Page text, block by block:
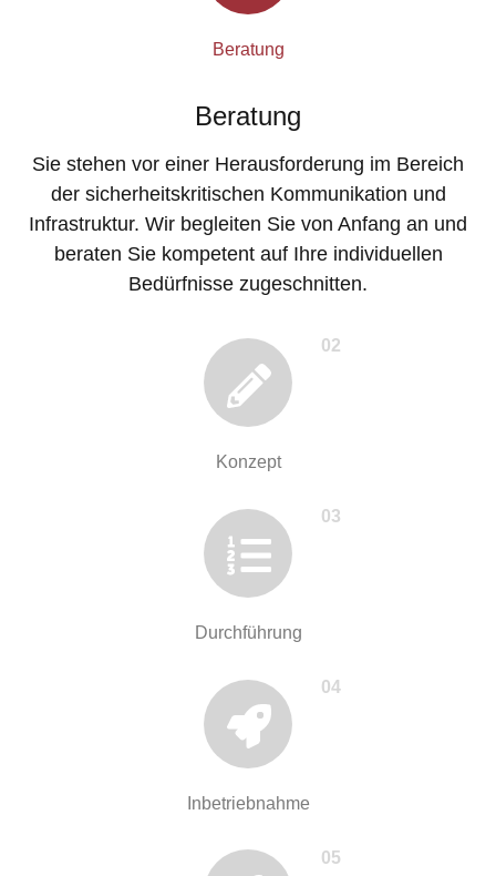
Beratung
Beratung
Sie stehen vor einer Herausforderung im Bereich
der sicherheitskritischen Kommunikation und
Infrastruktur. Wir begleiten Sie von Anfang an und
beraten Sie kompetent auf Ihre individuellen
Bedürfnisse zugeschnitten.
02
Konzept
03
Durchführung
04
Inbetriebnahme
05